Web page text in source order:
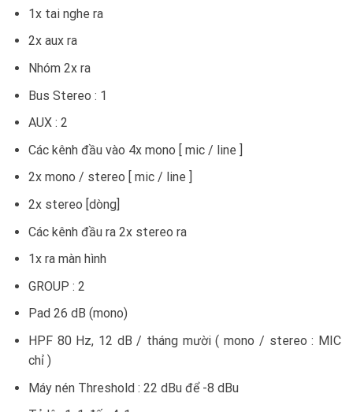
1x tai nghe ra
2x aux ra
Nhóm 2x ra
Bus Stereo : 1
AUX : 2
Các kênh đầu vào 4x mono [ mic / line ]
2x mono / stereo [ mic / line ]
2x stereo [dòng]
Các kênh đầu ra 2x stereo ra
1x ra màn hình
GROUP : 2
Pad 26 dB (mono)
HPF 80 Hz, 12 dB / tháng mười ( mono / stereo : MIC
chỉ )
Máy nén Threshold : 22 dBu để -8 dBu